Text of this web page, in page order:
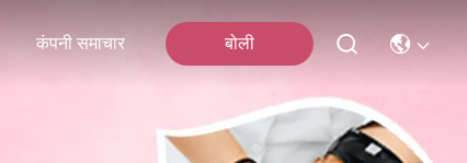
कंपनी समाचार बोली